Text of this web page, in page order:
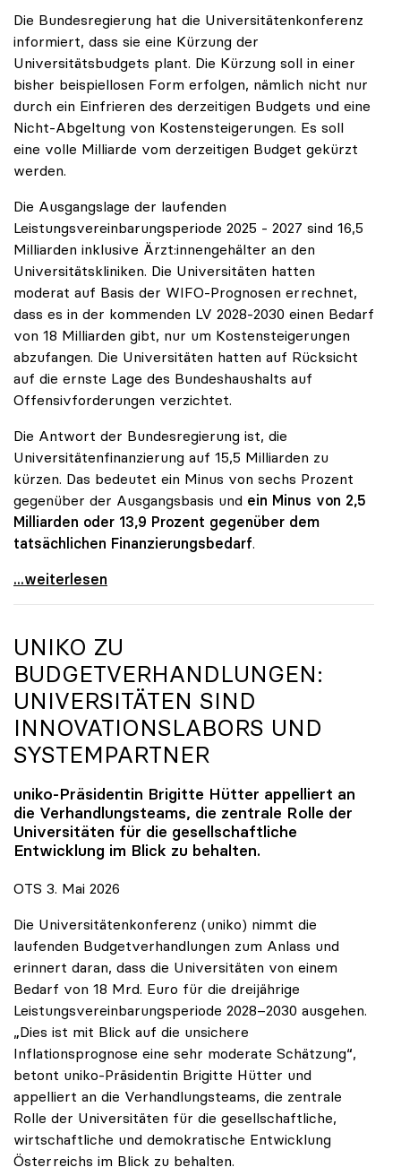
Die Bundesregierung hat die Universitätenkonferenz
informiert, dass sie eine Kürzung der
Universitätsbudgets plant. Die Kürzung soll in einer
bisher beispiellosen Form erfolgen, nämlich nicht nur
durch ein Einfrieren des derzeitigen Budgets und eine
Nicht-Abgeltung von Kostensteigerungen. Es soll
eine volle Milliarde vom derzeitigen Budget gekürzt
werden.
Die Ausgangslage der laufenden
Leistungsvereinbarungsperiode 2025 - 2027 sind 16,5
Milliarden inklusive Ärzt:innengehälter an den
Universitätskliniken. Die Universitäten hatten
moderat auf Basis der WIFO-Prognosen errechnet,
dass es in der kommenden LV 2028-2030 einen Bedarf
von 18 Milliarden gibt, nur um Kostensteigerungen
abzufangen. Die Universitäten hatten auf Rücksicht
auf die ernste Lage des Bundeshaushalts auf
Offensivforderungen verzichtet.
Die Antwort der Bundesregierung ist, die
Universitätenfinanzierung auf 15,5 Milliarden zu
kürzen. Das bedeutet ein Minus von sechs Prozent
gegenüber der Ausgangsbasis und ein Minus von 2,5
Milliarden oder 13,9 Prozent gegenüber dem
tatsächlichen Finanzierungsbedarf.
\"Österreich ist für die heimischen Universitäten
...weiterlesen
UNIKO ZU
BUDGETVERHANDLUNGEN:
UNIVERSITÄTEN SIND
INNOVATIONSLABORS UND
SYSTEMPARTNER
uniko-Präsidentin Brigitte Hütter appelliert an
die Verhandlungsteams, die zentrale Rolle der
Universitäten für die gesellschaftliche
Entwicklung im Blick zu behalten.
OTS 3. Mai 2026
Die Universitätenkonferenz (uniko) nimmt die
laufenden Budgetverhandlungen zum Anlass und
erinnert daran, dass die Universitäten von einem
Bedarf von 18 Mrd. Euro für die dreijährige
Leistungsvereinbarungsperiode 2028–2030 ausgehen.
„Dies ist mit Blick auf die unsichere
Inflationsprognose eine sehr moderate Schätzung“,
betont uniko-Präsidentin Brigitte Hütter und
appelliert an die Verhandlungsteams, die zentrale
Rolle der Universitäten für die gesellschaftliche,
wirtschaftliche und demokratische Entwicklung
Österreichs im Blick zu behalten.